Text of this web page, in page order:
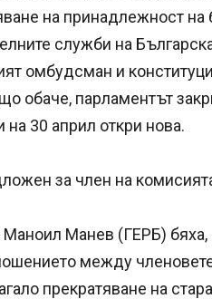
на принадлежност
служби на
омбудсман и
обаче, парламентът
30 април откри нова.
за член на
Манев (ГЕРБ) бяха,
между
прекратяване на